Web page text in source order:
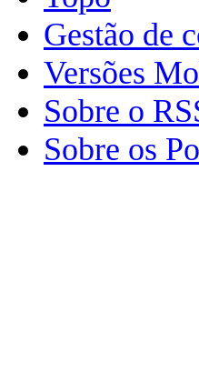
Gestão de
Versões
Sobre o
Sobre os